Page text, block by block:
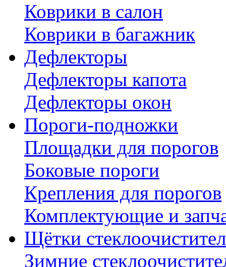
Коврики в салон
Коврики в багажник
Дефлекторы
Дефлекторы капота
Дефлекторы окон
Пороги-подножки
Площадки для порогов
Боковые пороги
Крепления для порогов
Комплектующие и
Щётки
Зимние